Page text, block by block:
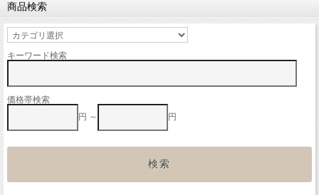
商品検索
キーワード検索
価格帯検索
円 ～
円